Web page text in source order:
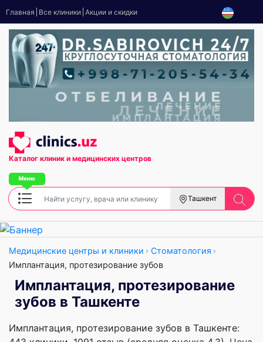
Главная Все клиники Акции и скидки
Каталог клиник и медицинских центров
Ташкент
Медицинские центры и клиники
Стоматология
Имплантация, протезирование зубов
Имплантация, протезирование
зубов в Ташкенте
Имплантация, протезирование зубов в Ташкенте: